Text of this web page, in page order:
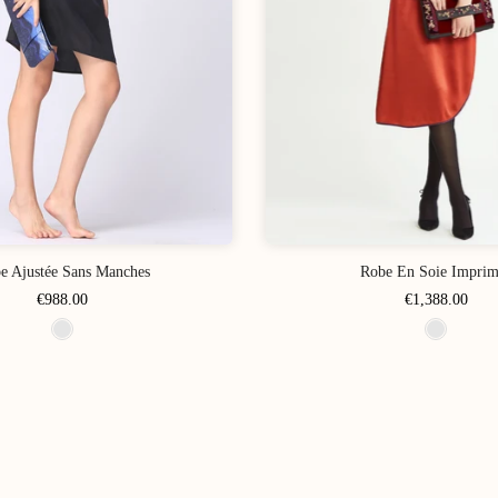
Ajustée Sans Manches
€988.00
Robe En Soie
€1,388.00